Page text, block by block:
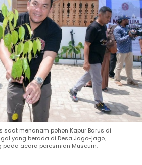
saat menanam pohon Kapur Barus di
yang berada di Desa Jago-jago,
pada acara peresmian Museum.